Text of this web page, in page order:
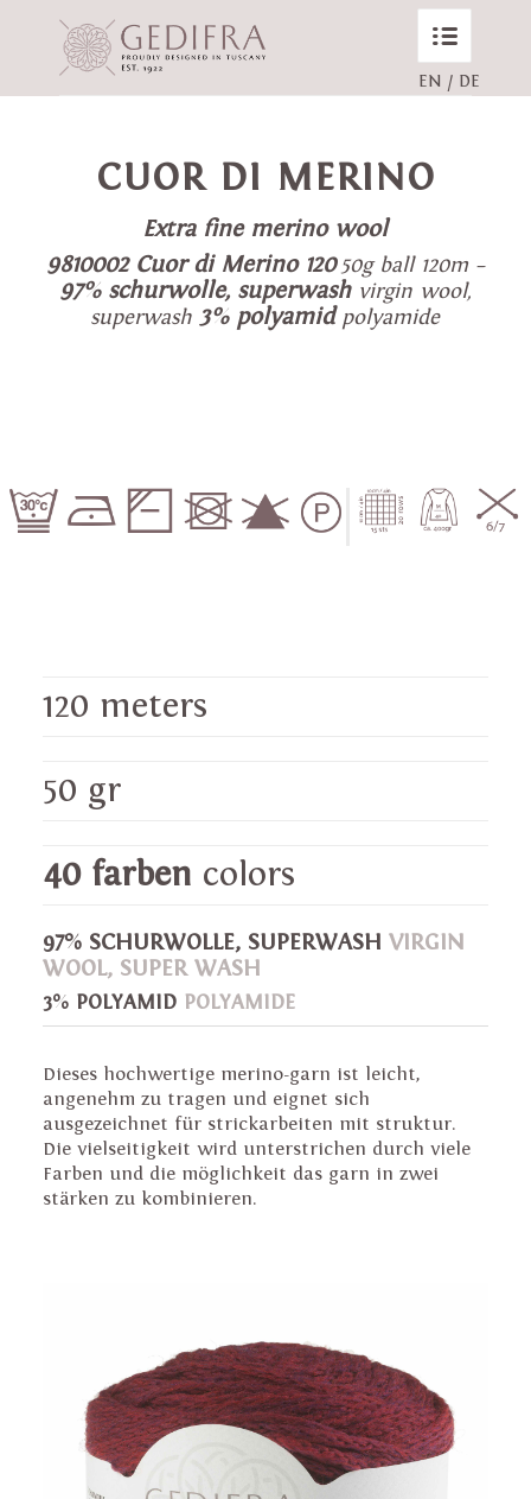
EN / DE
CUOR DI MERINO
Extra fine merino wool
9810002 Cuor di Merino 12050g ball 120m –
97% schurwolle, superwashvirgin wool,
superwash 3% polyamidpolyamide
120 meters
50 gr
40 farben colors
97% SCHURWOLLE, SUPERWASH VIRGIN
WOOL, SUPER WASH
3% POLYAMID POLYAMIDE
Dieses hochwertige merino-garn ist leicht,
angenehm zu tragen und eignet sich
ausgezeichnet für strickarbeiten mit struktur.
Die vielseitigkeit wird unterstrichen durch viele
Farben und die möglichkeit das garn in zwei
stärken zu kombinieren.